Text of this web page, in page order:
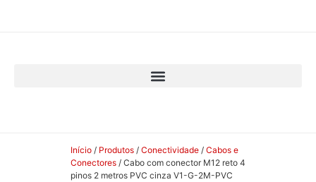
Início / Produtos / Conectividade / Cabos e
Conectores / Cabo com conector M12 reto 4
pinos 2 metros PVC cinza V1-G-2M-PVC